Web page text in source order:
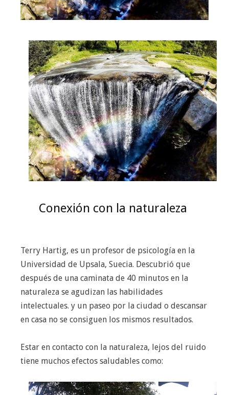
Conexión con la naturaleza
Terry Hartig, es un profesor de psicología en la
Universidad de Upsala, Suecia. Descubrió que
después de una caminata de 40 minutos en la
naturaleza se agudizan las habilidades
intelectuales. y un paseo por la ciudad o descansar
en casa no se consiguen los mismos resultados.
Estar en contacto con la naturaleza, lejos del ruido
tiene muchos efectos saludables como: